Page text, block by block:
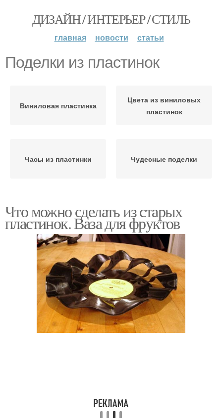
ДИЗАЙН / ИНТЕРЬЕР / СТИЛЬ
главная новости статьи
Поделки из пластинок
Виниловая пластинка
Цвета из виниловых
пластинок
Часы из пластинки Чудесные поделки
Что можно сделать из старых
пластинок. Ваза для фруктов